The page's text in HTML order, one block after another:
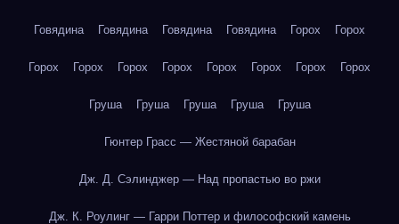
Говядина Говядина Говядина Говядина Горох Горох
Горох Горох Горох Горох Горох Горох Горох Горох
Груша Груша Груша Груша Груша
Гюнтер Грасс — Жестяной барабан
Дж. Д. Сэлинджер — Над пропастью во ржи
Дж. К. Роулинг — Гарри Поттер и философский камень